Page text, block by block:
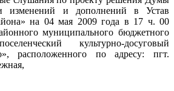
изменений и дополнений в Устав
на 04 мая 2009 года в 17 ч. 00
муниципального бюджетного
культурно-досуговый
расположенного по адресу: пгт.